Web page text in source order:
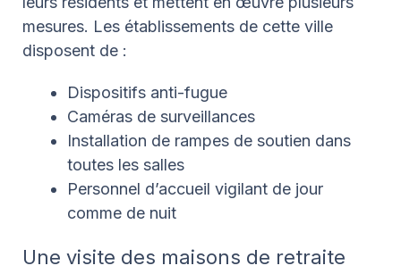
mesures. Les établissements de cette ville
disposent de :
Dispositifs anti-fugue
Caméras de surveillances
Installation de rampes de soutien dans
toutes les salles
Personnel d’accueil vigilant de jour
comme de nuit
Une visite des maisons de retraite